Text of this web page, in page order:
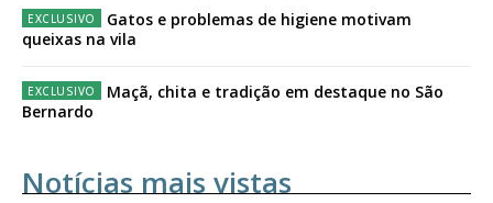
Gatos e problemas de higiene motivam
queixas na vila
Maçã, chita e tradição em destaque no São
Bernardo
Notícias mais vistas